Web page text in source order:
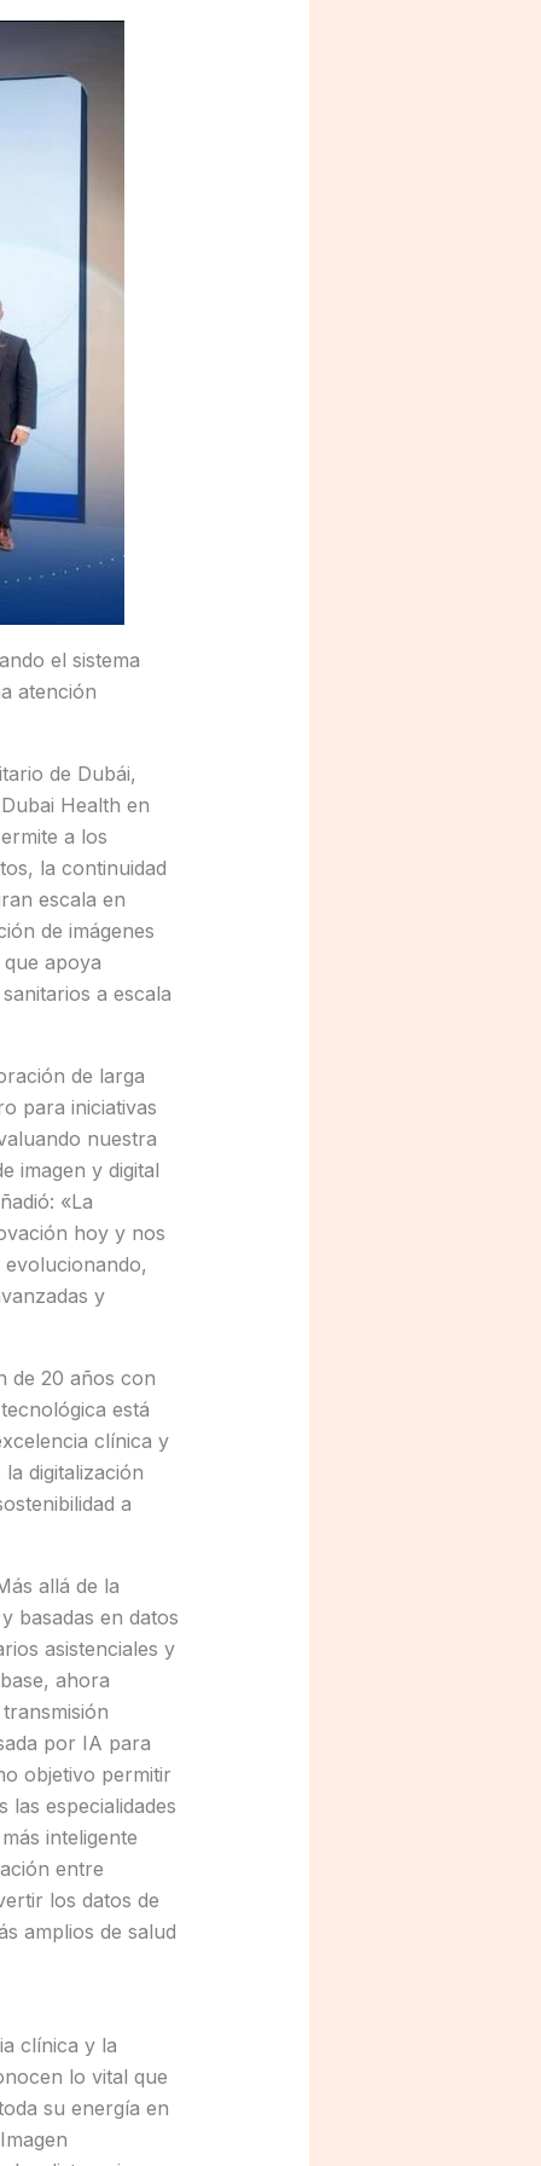
el sistema
atención
de Dubái,
Health en
a los
la continuidad
escala en
de imágenes
apoya
a escala
de larga
para iniciativas
nuestra
imagen y digital
«La
hoy y nos
y
de 20 años con
está
clínica y
digitalización
a
allá de la
basadas en datos
asistenciales y
ahora
por IA para
objetivo permitir
las especialidades
inteligente
entre
los datos de
amplios de salud
clínica y la
lo vital que
su energía en